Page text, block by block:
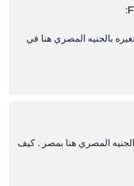
:
بالجنيه المصري هنا في
الجنيه المصري هنا بمصر . كيف